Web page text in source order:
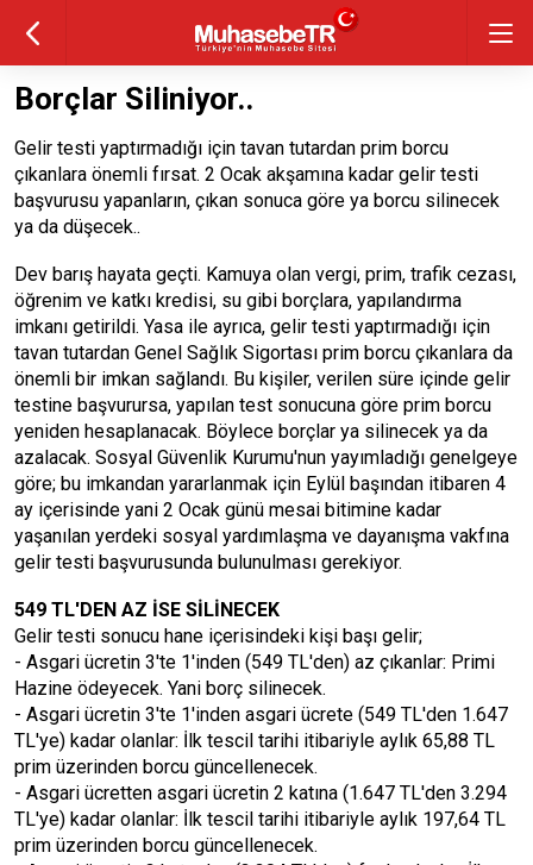
Borçlar Siliniyor..
Gelir testi yaptırmadığı için tavan tutardan prim borcu
çıkanlara önemli fırsat. 2 Ocak akşamına kadar gelir testi
başvurusu yapanların, çıkan sonuca göre ya borcu silinecek
ya da düşecek..
Dev barış hayata geçti. Kamuya olan vergi, prim, trafik cezası,
öğrenim ve katkı kredisi, su gibi borçlara, yapılandırma
imkanı getirildi. Yasa ile ayrıca, gelir testi yaptırmadığı için
tavan tutardan Genel Sağlık Sigortası prim borcu çıkanlara da
önemli bir imkan sağlandı. Bu kişiler, verilen süre içinde gelir
testine başvurursa, yapılan test sonucuna göre prim borcu
yeniden hesaplanacak. Böylece borçlar ya silinecek ya da
azalacak. Sosyal Güvenlik Kurumu'nun yayımladığı genelgeye
göre; bu imkandan yararlanmak için Eylül başından itibaren 4
ay içerisinde yani 2 Ocak günü mesai bitimine kadar
yaşanılan yerdeki sosyal yardımlaşma ve dayanışma vakfına
gelir testi başvurusunda bulunulması gerekiyor.
549 TL'DEN AZ İSE SİLİNECEK
Gelir testi sonucu hane içerisindeki kişi başı gelir;
- Asgari ücretin 3'te 1'inden (549 TL'den) az çıkanlar: Primi
Hazine ödeyecek. Yani borç silinecek.
- Asgari ücretin 3'te 1'inden asgari ücrete (549 TL'den 1.647
TL'ye) kadar olanlar: İlk tescil tarihi itibariyle aylık 65,88 TL
prim üzerinden borcu güncellenecek.
- Asgari ücretten asgari ücretin 2 katına (1.647 TL'den 3.294
TL'ye) kadar olanlar: İlk tescil tarihi itibariyle aylık 197,64 TL
prim üzerinden borcu güncellenecek.